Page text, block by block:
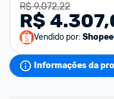
R$ 9.072,22
R$
Vendido por: Shopee
Informações da